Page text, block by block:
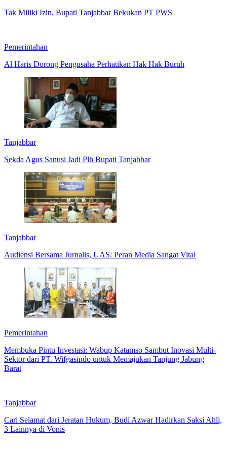
Tak Miliki Izin, Bupati Tanjabbar Bekukan PT PWS
Pemerintahan
Al Haris Dorong Pengusaha Perhatikan Hak Hak Buruh
Tanjabbar
Sekda Agus Sanusi Jadi Plh Bupati Tanjabbar
Tanjabbar
Audiensi Bersama Jurnalis, UAS: Peran Media Sangat Vital
Pemerintahan
Membuka Pintu Investasi: Wabup Katamso Sambut Inovasi Multi-
Sektor dari PT. Wifgasindo untuk Memajukan Tanjung Jabung
Barat
Tanjabbar
Cari Selamat dari Jeratan Hukum, Budi Azwar Hadirkan Saksi Ahli,
3 Lainnya di Vonis